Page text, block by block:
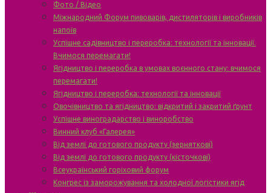
Фото / Відео
Міжнародний Форум пивоварів, дистиляторів і виробників
напоїв
Успішне садівництво і переробка: технології та інновації.
Вчимося перемагати!
Ягідництво і переробка в умовах воєнного стану: вчимося
перемагати!
Ягідництво і переробка: технології та інновації
Овочівництво та ягідництво: відкритий і закритий ґрунт
Успішне виноградарство і виноробство
Винний клуб «Галерея»
Від землі до готового продукту (зерняткові)
Від землі до готового продукту (кісточкові)
Всеукраїнський горіховий форум
Конгрес із заморожування та холодної логістики ягід